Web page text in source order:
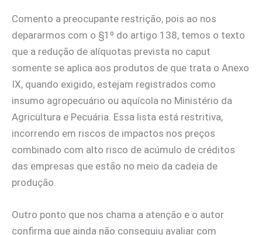
Comento a preocupante restrição, pois ao nos
depararmos com o §1º do artigo 138, temos o texto
que a redução de alíquotas prevista no caput
somente se aplica aos produtos de que trata o Anexo
IX, quando exigido, estejam registrados como
insumo agropecuário ou aquícola no Ministério da
Agricultura e Pecuária. Essa lista está restritiva,
incorrendo em riscos de impactos nos preços
combinado com alto risco de acúmulo de créditos
das empresas que estão no meio da cadeia de
produção.
Outro ponto que nos chama a atenção e o autor
confirma que ainda não conseguiu avaliar com